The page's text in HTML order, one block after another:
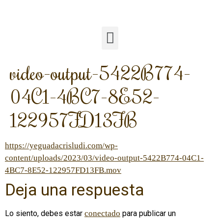
video-output-5422B774-
04C1-4BC7-8E52-
122957FD13FB
https://yeguadacrisludi.com/wp-
content/uploads/2023/03/video-output-5422B774-04C1-
4BC7-8E52-122957FD13FB.mov
Deja una respuesta
Lo siento, debes estar conectado para publicar un